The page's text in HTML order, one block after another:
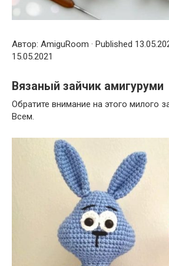
Автор: AmiguRoom · Published
15.05.2021
Вязаный зайчик амигуруми
Обратите внимание на этого милого
Всем.